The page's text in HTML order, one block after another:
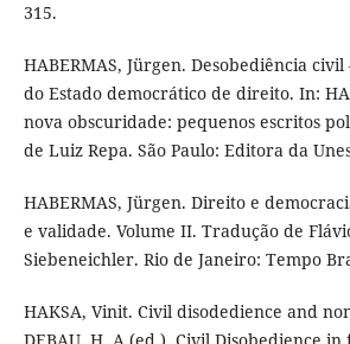
315.
HABERMAS, Jürgen. Desobediência
do Estado democrático de direito. In:
nova obscuridade: pequenos escritos
de Luiz Repa. São Paulo: Editora da
HABERMAS, Jürgen. Direito e
e validade. Volume II. Tradução de
Siebeneichler. Rio de Janeiro: Tempo
HAKSA, Vinit. Civil disodedience and